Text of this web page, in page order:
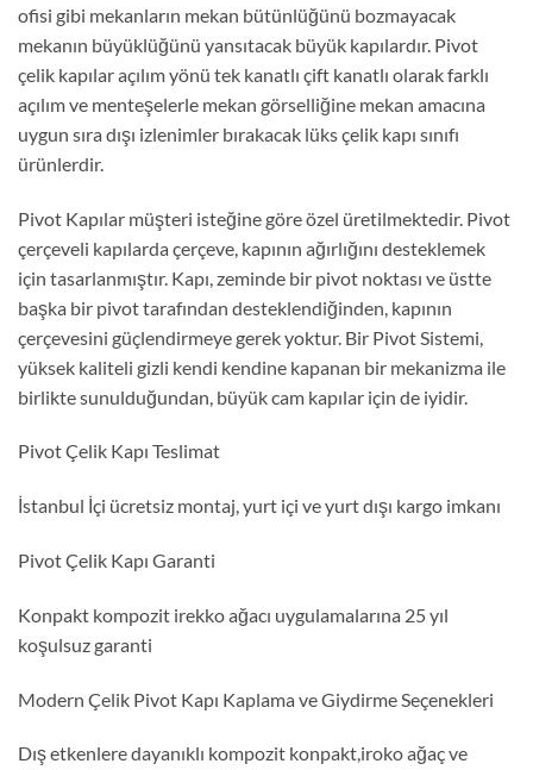
ofisi gibi mekanların mekan bütünlüğünü bozmayacak
mekanın büyüklüğünü yansıtacak büyük kapılardır. Pivot
çelik kapılar açılım yönü tek kanatlı çift kanatlı olarak farklı
açılım ve menteşelerle mekan görselliğine mekan amacına
uygun sıra dışı izlenimler bırakacak lüks çelik kapı sınıfı
ürünlerdir.
Pivot Kapılar müşteri isteğine göre özel üretilmektedir. Pivot
çerçeveli kapılarda çerçeve, kapının ağırlığını desteklemek
için tasarlanmıştır. Kapı, zeminde bir pivot noktası ve üstte
başka bir pivot tarafından desteklendiğinden, kapının
çerçevesini güçlendirmeye gerek yoktur. Bir Pivot Sistemi,
yüksek kaliteli gizli kendi kendine kapanan bir mekanizma ile
birlikte sunulduğundan, büyük cam kapılar için de iyidir.
Pivot Çelik Kapı Teslimat
İstanbul İçi ücretsiz montaj, yurt içi ve yurt dışı kargo imkanı
Pivot Çelik Kapı Garanti
Konpakt kompozit irekko ağacı uygulamalarına 25 yıl
koşulsuz garanti
Modern Çelik Pivot Kapı Kaplama ve Giydirme Seçenekleri
Dış etkenlere dayanıklı kompozit konpakt,iroko ağaç ve